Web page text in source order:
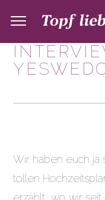
Wir haben euch ja
tollen
erzählt, wo wir seit